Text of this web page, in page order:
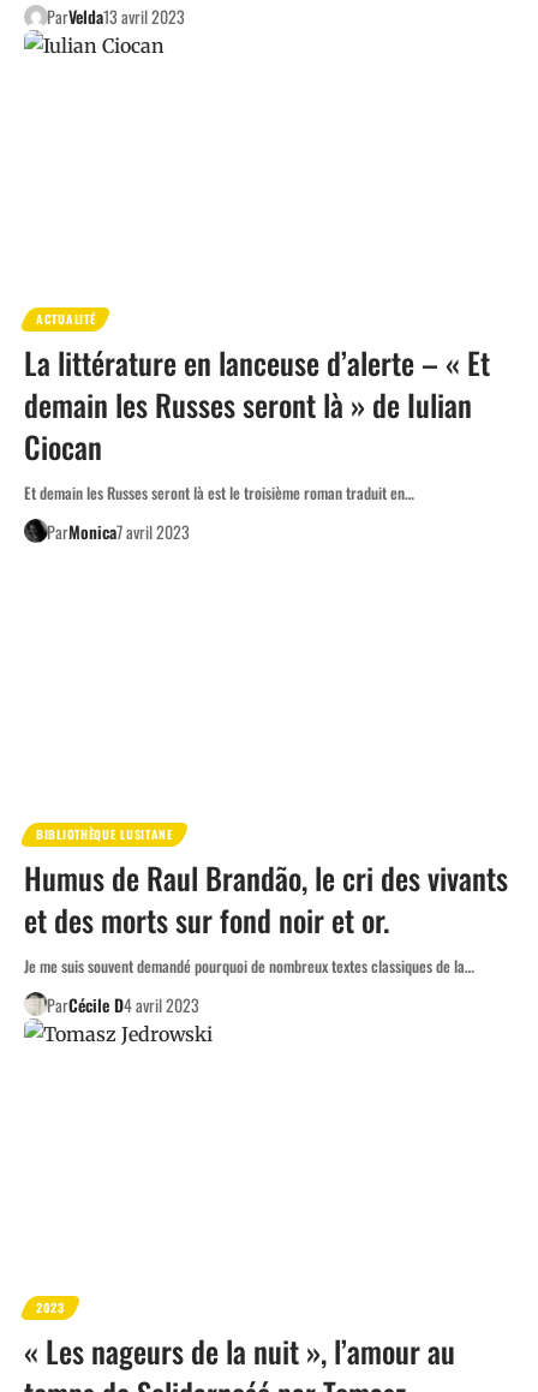
ParVelda13 avril 2023
ACTUALITÉ
La littérature en lanceuse d’alerte – « Et
demain les Russes seront là » de Iulian
Ciocan
Et demain les Russes seront là est le troisième roman traduit en…
ParMonica7 avril 2023
BIBLIOTHÈQUE LUSITANE
Humus de Raul Brandão, le cri des vivants
et des morts sur fond noir et or.
Je me suis souvent demandé pourquoi de nombreux textes classiques de la…
ParCécile D4 avril 2023
2023
« Les nageurs de la nuit », l’amour au